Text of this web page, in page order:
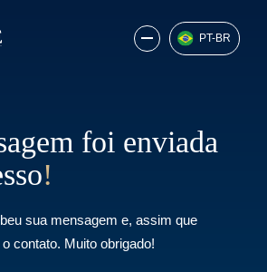
PT-BR
foi enviada
!
sua mensagem e, assim que
contato. Muito obrigado!